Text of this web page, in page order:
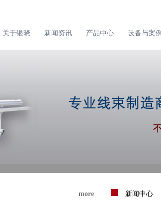
关于银晓 新闻资讯 产品中心 设备与案例
more 新闻中心